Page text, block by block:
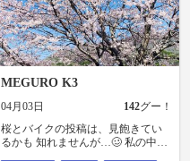
MEGURO K3
04月03日 142グー！
桜とバイクの投稿は、見飽きてい
るかも 知れませんが…🥴 私の中の